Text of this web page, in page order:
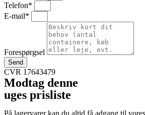
Telefon*
E-mail*
Forespørgsel
Send
CVR 17643479
Modtag denne
uges prisliste